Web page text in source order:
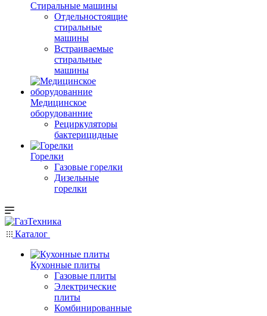
Стиральные машины
Отдельностоящие
стиральные
машины
Встраиваемые
стиральные
машины
Медицинское
оборудованние
Рециркуляторы
бактерицидные
Горелки
Газовые горелки
Дизельные
горелки
Каталог
Кухонные плиты
Газовые плиты
Электрические
плиты
Комбинированные